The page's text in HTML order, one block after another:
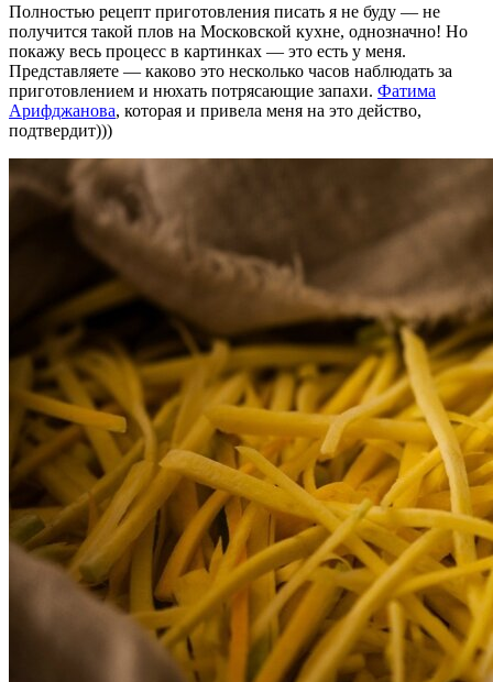
Полностью рецепт приготовления писать я не буду — не
получится такой плов на Московской кухне, однозначно! Но
покажу весь процесс в картинках — это есть у меня.
Представляете — каково это несколько часов наблюдать за
приготовлением и нюхать потрясающие запахи. Фатима
Арифджанова, которая и привела меня на это действо,
подтвердит)))